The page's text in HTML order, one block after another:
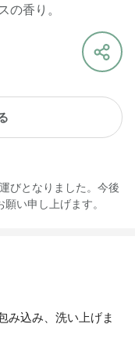
香り。
びとなりました。今後
い申し上げます。
み込み、洗い上げま